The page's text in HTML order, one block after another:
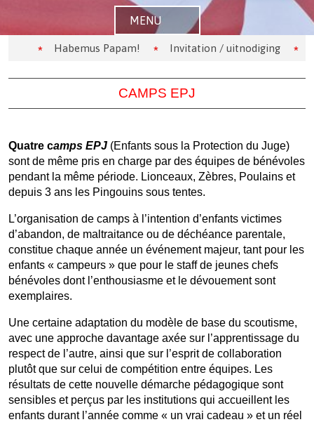
MENU
Habemus Papam! Invitation / uitnodiging Les
CAMPS EPJ
Quatre camps EPJ (Enfants sous la Protection du Juge)
sont de même pris en charge par des équipes de bénévoles
pendant la même période. Lionceaux, Zèbres, Poulains et
depuis 3 ans les Pingouins sous tentes.
L’organisation de camps à l’intention d’enfants victimes
d’abandon, de maltraitance ou de déchéance parentale,
constitue chaque année un événement majeur, tant pour les
enfants « campeurs » que pour le staff de jeunes chefs
bénévoles dont l’enthousiasme et le dévouement sont
exemplaires.
Une certaine adaptation du modèle de base du scoutisme,
avec une approche davantage axée sur l’apprentissage du
respect de l’autre, ainsi que sur l’esprit de collaboration
plutôt que sur celui de compétition entre équipes. Les
résultats de cette nouvelle démarche pédagogique sont
sensibles et perçus par les institutions qui accueillent les
enfants durant l’année comme « un vrai cadeau » et un réel